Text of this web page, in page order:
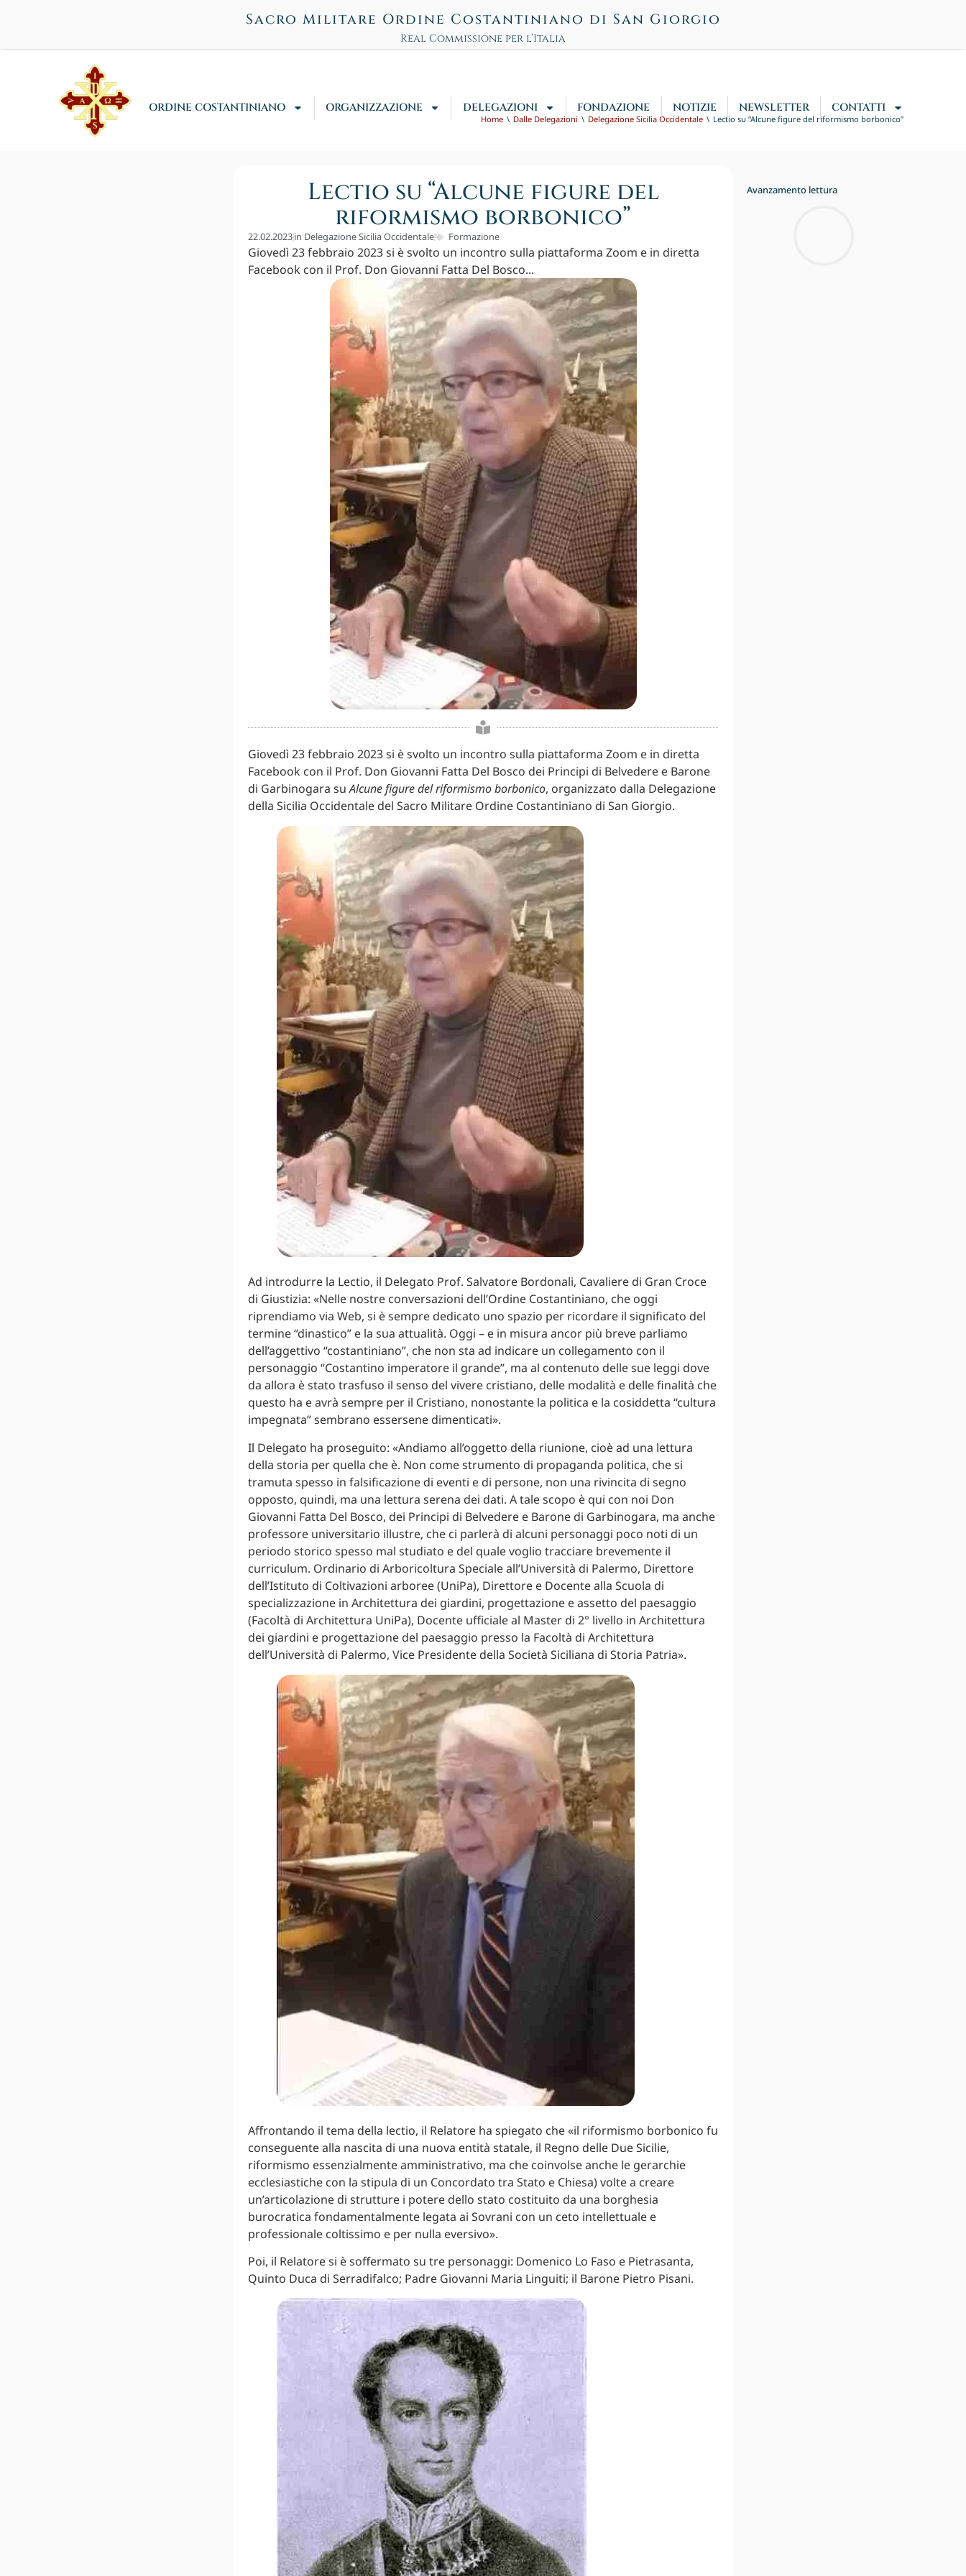
Sacro Militare Ordine Costantiniano di San Giorgio
Real Commissione per l’Italia
ORDINE COSTANTINIANO ORGANIZZAZIONE DELEGAZIONI FONDAZIONE NOTIZIE NEWSLETTER CONTATTI
Home Dalle Delegazioni Delegazione Sicilia Occidentale Lectio su “Alcune figure del riformismo borbonico”
Lectio su “Alcune figure del
riformismo borbonico”
22.02.2023in Delegazione Sicilia Occidentale Formazione
Giovedì 23 febbraio 2023 si è svolto un incontro sulla piattaforma Zoom e in diretta
Facebook con il Prof. Don Giovanni Fatta Del Bosco...
Giovedì 23 febbraio 2023 si è svolto un incontro sulla piattaforma Zoom e in diretta
Facebook con il Prof. Don Giovanni Fatta Del Bosco dei Principi di Belvedere e Barone
di Garbinogara suAlcune figure del riformismo borbonico, organizzato dalla Delegazione
della Sicilia Occidentale del Sacro Militare Ordine Costantiniano di San Giorgio.
Ad introdurre la Lectio, il Delegato Prof. Salvatore Bordonali, Cavaliere di Gran Croce
di Giustizia: «Nelle nostre conversazioni dell’Ordine Costantiniano, che oggi
riprendiamo via Web, si è sempre dedicato uno spazio per ricordare il significato del
termine “dinastico” e la sua attualità. Oggi – e in misura ancor più breve parliamo
dell’aggettivo “costantiniano”, che non sta ad indicare un collegamento con il
personaggio “Costantino imperatore il grande”, ma al contenuto delle sue leggi dove
da allora è stato trasfuso il senso del vivere cristiano, delle modalità e delle finalità che
questo ha e avrà sempre per il Cristiano, nonostante la politica e la cosiddetta “cultura
impegnata” sembrano essersene dimenticati».
Il Delegato ha proseguito: «Andiamo all’oggetto della riunione, cioè ad una lettura
della storia per quella che è. Non come strumento di propaganda politica, che si
tramuta spesso in falsificazione di eventi e di persone, non una rivincita di segno
opposto, quindi, ma una lettura serena dei dati. A tale scopo è qui con noi Don
Giovanni Fatta Del Bosco, dei Principi di Belvedere e Barone di Garbinogara, ma anche
professore universitario illustre, che ci parlerà di alcuni personaggi poco noti di un
periodo storico spesso mal studiato e del quale voglio tracciare brevemente il
curriculum. Ordinario di Arboricoltura Speciale all’Università di Palermo, Direttore
dell’Istituto di Coltivazioni arboree (UniPa), Direttore e Docente alla Scuola di
specializzazione in Architettura dei giardini, progettazione e assetto del paesaggio
(Facoltà di Architettura UniPa), Docente ufficiale al Master di 2° livello in Architettura
dei giardini e progettazione del paesaggio presso la Facoltà di Architettura
dell’Università di Palermo, Vice Presidente della Società Siciliana di Storia Patria».
Affrontando il tema della lectio, il Relatore ha spiegato che «il riformismo borbonico fu
conseguente alla nascita di una nuova entità statale, il Regno delle Due Sicilie,
riformismo essenzialmente amministrativo, ma che coinvolse anche le gerarchie
ecclesiastiche con la stipula di un Concordato tra Stato e Chiesa) volte a creare
un’articolazione di strutture i potere dello stato costituito da una borghesia
burocratica fondamentalmente legata ai Sovrani con un ceto intellettuale e
professionale coltissimo e per nulla eversivo».
Poi, il Relatore si è soffermato su tre personaggi: Domenico Lo Faso e Pietrasanta,
Quinto Duca di Serradifalco; Padre Giovanni Maria Linguiti; il Barone Pietro Pisani.
Avanzamento lettura